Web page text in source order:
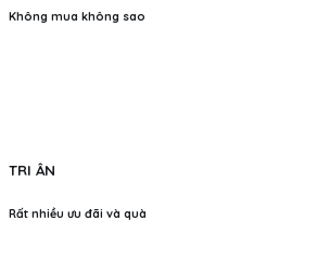
Không mua không sao
TRI ÂN
Rất nhiều ưu đãi và quà